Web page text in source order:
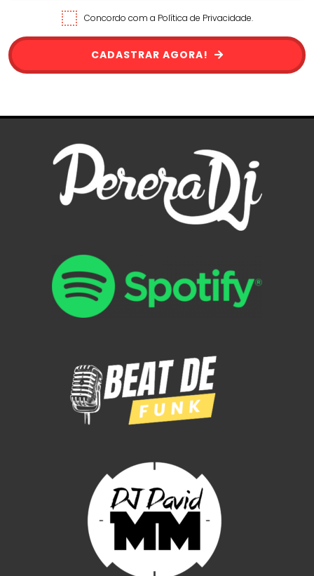
Concordo com a Política de Privacidade.
CADASTRAR AGORA!